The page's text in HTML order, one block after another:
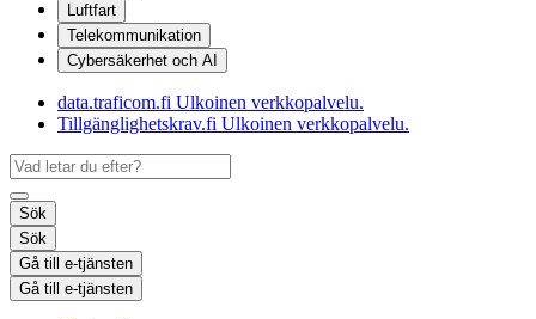
Luftfart
Telekommunikation
Cybersäkerhet och AI
data.traficom.fi Ulkoinen verkkopalvelu.
Tillgänglighetskrav.fi Ulkoinen verkkopalvelu.
Sök
Sök
Gå till e-tjänsten
Gå till e-tjänsten